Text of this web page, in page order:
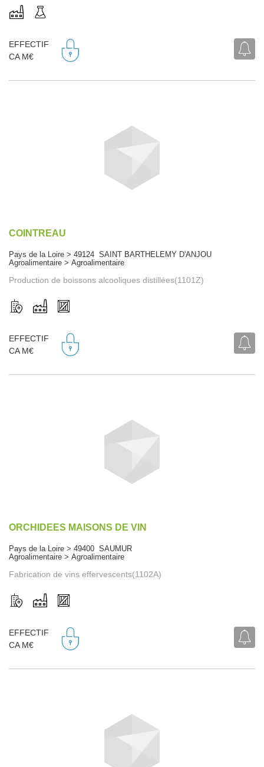
EFFECTIF
CA M€
COINTREAU
Pays de la Loire > 49124 SAINT BARTHELEMY D'ANJOU
Agroalimentaire > Agroalimentaire
Production de boissons alcooliques distillées(1101Z)
EFFECTIF
CA M€
ORCHIDEES MAISONS DE VIN
Pays de la Loire > 49400 SAUMUR
Agroalimentaire > Agroalimentaire
Fabrication de vins effervescents(1102A)
EFFECTIF
CA M€